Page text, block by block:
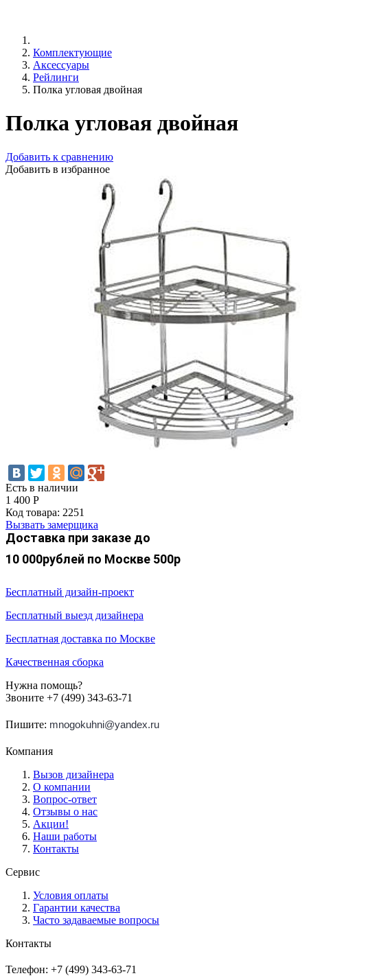
Комплектующие
Аксессуары
Рейлинги
Полка угловая двойная
Полка угловая двойная
Добавить к сравнению
Добавить в избранное
Есть в наличии
1 400 Р
Код товара: 2251
Вызвать замерщика
Доставка при заказе до
10 000рублей по Москве 500р
Бесплатный дизайн-проект
Бесплатный выезд дизайнера
Бесплатная доставка по Москве
Качественная сборка
Нужна помощь?
Звоните +7 (499) 343-63-71
Пишите: mnogokuhni@yandex.ru
Компания
Вызов дизайнера
О компании
Вопрос-ответ
Отзывы о нас
Акции!
Наши работы
Контакты
Сервис
Условия оплаты
Гарантии качества
Часто задаваемые вопросы
Контакты
Телефон: +7 (499) 343-63-71